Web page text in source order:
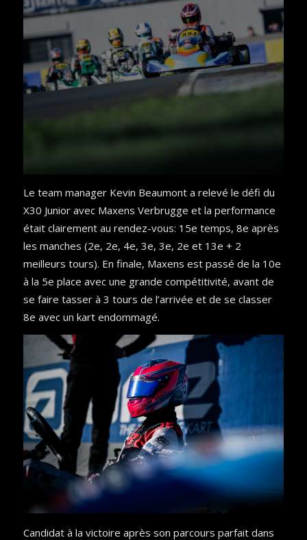
Le team manager Kevin Beaumont a relevé le défi du
X30 Junior avec Maxens Verbrugge et la performance
était clairement au rendez-vous: 15e temps, 8e après
les manches (2e, 2e, 4e, 3e, 3e, 2e et 13e + 2
meilleurs tours). En finale, Maxens est passé de la 10e
à la 5e place avec une grande compétitivité, avant de
se faire tasser à 3 tours de l’arrivée et de se classer
8e avec un kart endommagé.
Candidat à la victoire après son parcours parfait dans